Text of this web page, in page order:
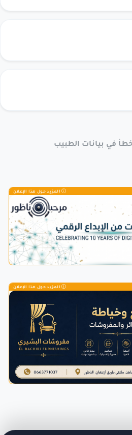
في بيانات الطبيب
المزيد حول هذا الإعلان
المزيد حول هذا الإعلان